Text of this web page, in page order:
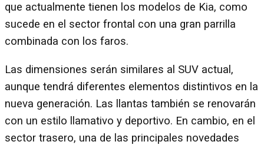
que actualmente tienen los modelos de Kia, como
sucede en el sector frontal con una gran parrilla
combinada con los faros.
Las dimensiones serán similares al SUV actual,
aunque tendrá diferentes elementos distintivos en la
nueva generación. Las llantas también se renovarán
con un estilo llamativo y deportivo. En cambio, en el
sector trasero, una de las principales novedades